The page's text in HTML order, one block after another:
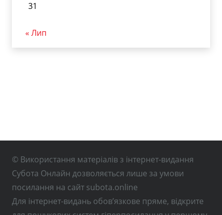
31
« Лип
© Використання матеріалів з інтернет-видання
Субота Онлайн дозволяється лише за умови
посилання на сайт subota.online
Для інтернет-видань обов’язкове пряме, відкрите